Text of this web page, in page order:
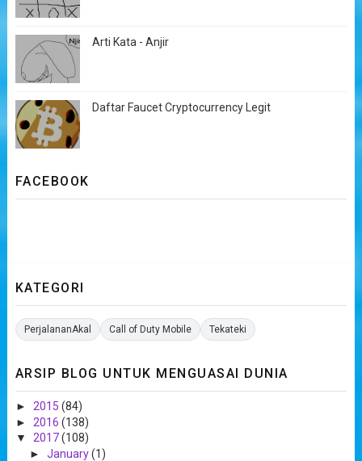
Arti Kata - Anjir
Daftar Faucet Cryptocurrency Legit
FACEBOOK
KATEGORI
PerjalananAkal Call of Duty Mobile Tekateki
ARSIP BLOG UNTUK MENGUASAI DUNIA
► 2015 (84)
► 2016 (138)
▼ 2017(108)
► January(1)